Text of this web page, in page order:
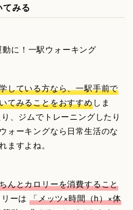
みる
している方なら、一駅手前で
てみることをおすすめしま
、ジムでトレーニングしたり
ォーキングなら日常生活のな
ますよね。
んとカロリーを消費すること
ーは 「メッツ×時間（h）×体